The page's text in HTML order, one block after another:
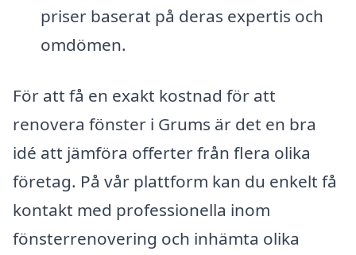
priser baserat på deras expertis och
omdömen.
För att få en exakt kostnad för att
renovera fönster i Grums är det en bra
idé att jämföra offerter från flera olika
företag. På vår plattform kan du enkelt få
kontakt med professionella inom
fönsterrenovering och inhämta olika